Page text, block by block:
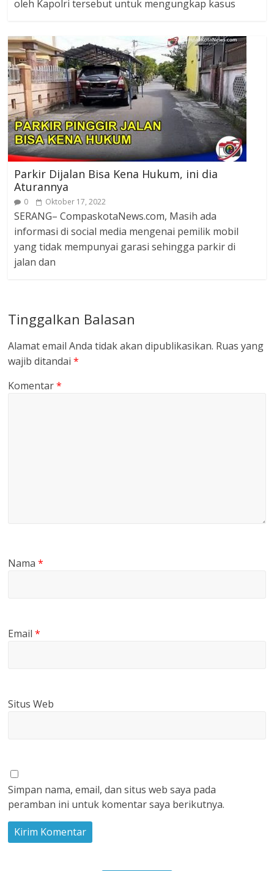
oleh Kapolri tersebut untuk mengungkap kasus
Parkir Dijalan Bisa Kena Hukum, ini dia
Aturannya
0 Oktober 17, 2022
SERANG– CompaskotaNews.com, Masih ada
informasi di social media mengenai pemilik mobil
yang tidak mempunyai garasi sehingga parkir di
jalan dan
Tinggalkan Balasan
Alamat email Anda tidak akan dipublikasikan. Ruas yang
wajib ditandai*
Komentar*
Nama*
Email*
Situs Web
Simpan nama, email, dan situs web saya pada
peramban ini untuk komentar saya berikutnya.